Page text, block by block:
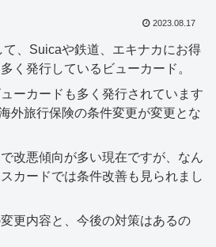
2023.08.17
、Suicaや鉄道、エキナカにお得
く発行しているビューカード。
ーカードも多く発行されています
外旅行保険の条件変更が変更とな
改悪傾向が多い現在ですが、なん
カードでは条件改善も見られまし
更内容と、今後の対策はあるの